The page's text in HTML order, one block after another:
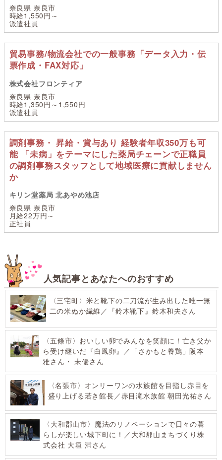
奈良県 奈良市
時給1,550円～
派遣社員
貿易事務/物流会社での一般事務「データ入力・伝
票作成・FAX対応」
株式会社フロンティア
奈良県 奈良市
時給1,350円～1,550円
派遣社員
調剤事務・ 昇給・賞与あり 経験者年収350万も可
能 「未病」をテーマにした薬局チェーンで正職員
の調剤事務スタッフとして地域医療に貢献しません
か
キリン堂薬局 北あやめ池店
奈良県 奈良市
月給22万円～
正社員
人気記事とあなたへのおすすめ
〈三宅町〉米と靴下の二刀流が生み出した唯一無
二の米ぬか繊維／『鈴木靴下』鈴木和夫さん
〈五條市〉おいしい卵でみんなを笑顔に！亡き父か
ら受け継いだ『白鳳卵』／「さかもと養鶏」阪本
雅さん・ 未優さん
〈名張市〉オンリーワンの水族館を目指し赤目を
盛り上げる若き館長／赤目滝水族館 朝田光祐さん
〈大和郡山市〉魔法のリノベーションで日々の暮
らしが楽しい城下町に！／大和郡山まちづくり株
式会社 大垣 満さん